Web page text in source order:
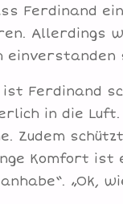
Ferdinand
Allerdings
einverstanden
Ferdinand
in die
Zudem
Komfort
„Ok,